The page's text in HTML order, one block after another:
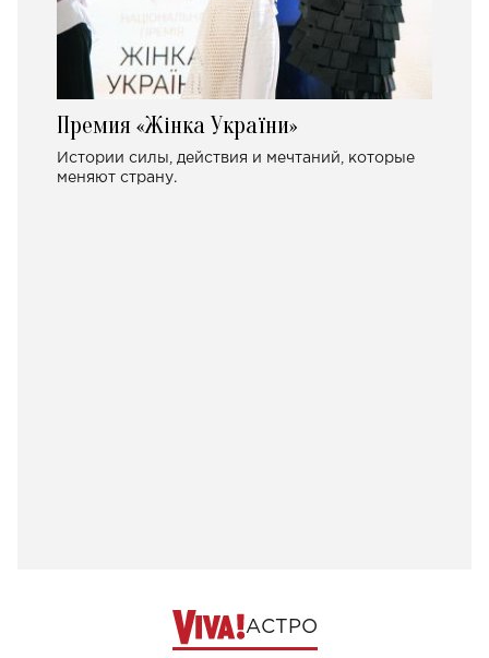
Премия «Жінка України»
Истории силы, действия и мечтаний, которые
меняют страну.
АСТРО